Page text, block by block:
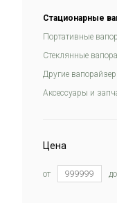
Стационарные
Портативные
Стеклянные
Другие
Аксессуары и
Цена
от до